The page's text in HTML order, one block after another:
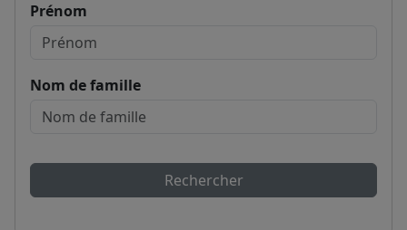
Prénom
Nom de famille
Rechercher